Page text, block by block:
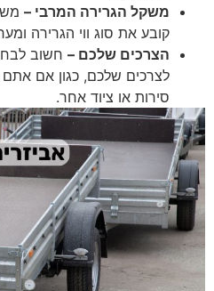
משקל הגרירה המרבי –
קובע את סוג ווי הגרירה
הצרכים שלכם – חשוב
לצרכים שלכם, כגון אם אתם
סירות או ציוד אחר.